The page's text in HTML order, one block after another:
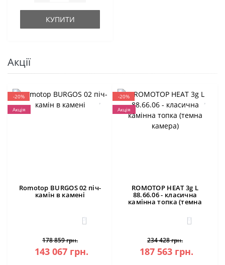
КУПИТИ
Акції
-20%
Акція
Romotop BURGOS 02 піч-
камін в камені
3
178 859 грн.
143 067 грн.
-20%
Акція
ROMOTOP HEAT 3g L
88.66.06 - класична
камінна топка (темна
0
234 428 грн.
187 563 грн.